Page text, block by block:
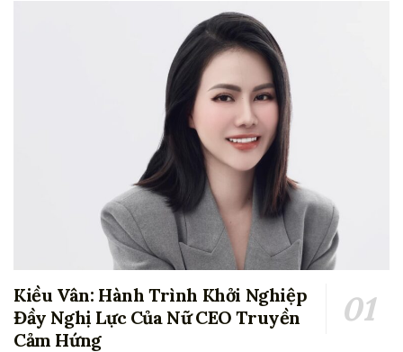
Kiều Vân: Hành Trình Khởi Nghiệp
Đầy Nghị Lực Của Nữ CEO Truyền
Cảm Hứng